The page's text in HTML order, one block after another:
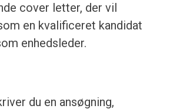
cover letter, der vil
en kvalificeret kandidat
enhedsleder.
du en ansøgning,